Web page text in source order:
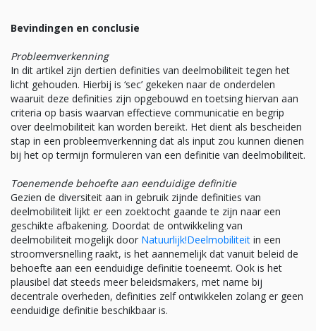
Bevindingen en conclusie
Probleemverkenning
In dit artikel zijn dertien definities van deelmobiliteit tegen het
licht gehouden. Hierbij is ‘sec’ gekeken naar de onderdelen
waaruit deze definities zijn opgebouwd en toetsing hiervan aan
criteria op basis waarvan effectieve communicatie en begrip
over deelmobiliteit kan worden bereikt. Het dient als bescheiden
stap in een probleemverkenning dat als input zou kunnen dienen
bij het op termijn formuleren van een definitie van deelmobiliteit.
Toenemende behoefte aan eenduidige definitie
Gezien de diversiteit aan in gebruik zijnde definities van
deelmobiliteit lijkt er een zoektocht gaande te zijn naar een
geschikte afbakening. Doordat de ontwikkeling van
deelmobiliteit mogelijk door Natuurlijk!Deelmobiliteit in een
stroomversnelling raakt, is het aannemelijk dat vanuit beleid de
behoefte aan een eenduidige definitie toeneemt. Ook is het
plausibel dat steeds meer beleidsmakers, met name bij
decentrale overheden, definities zelf ontwikkelen zolang er geen
eenduidige definitie beschikbaar is.